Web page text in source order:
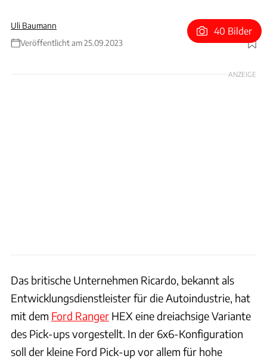
Uli Baumann
Veröffentlicht am 25.09.2023
Foto: Ricardo
40 Bilder
ANZEIGE
Das britische Unternehmen Ricardo, bekannt als
Entwicklungsdienstleister für die Autoindustrie, hat
mit dem Ford Ranger HEX eine dreiachsige Variante
des Pick-ups vorgestellt. In der 6x6-Konfiguration
soll der kleine Ford Pick-up vor allem für hohe